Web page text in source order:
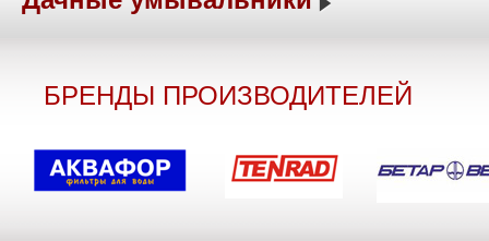
БРЕНДЫ ПРОИЗВОДИТЕЛЕЙ